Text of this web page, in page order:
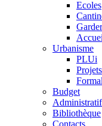
Ecoles
Urbanisme
PLUi
Projets
Budget
Administratif
Bibliothèque
Contacts